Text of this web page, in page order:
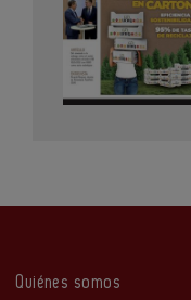
Quiénes somos